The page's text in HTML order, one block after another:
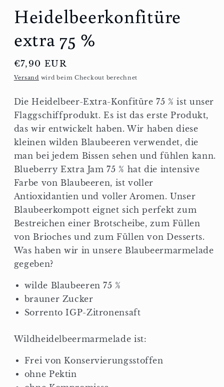
Heidelbeerkonfitüre
extra 75 %
Normaler
Preis
€7,90 EUR
Versand wird beim Checkout berechnet
Die Heidelbeer-Extra-Konfitüre 75 % ist unser
Flaggschiffprodukt. Es ist das erste Produkt,
das wir entwickelt haben. Wir haben diese
kleinen wilden Blaubeeren verwendet, die
man bei jedem Bissen sehen und fühlen kann.
Blueberry Extra Jam 75 % hat die intensive
Farbe von Blaubeeren, ist voller
Antioxidantien und voller Aromen. Unser
Blaubeerkompott eignet sich perfekt zum
Bestreichen einer Brotscheibe, zum Füllen
von Brioches und zum Füllen von Desserts.
Was haben wir in unsere Blaubeermarmelade
gegeben?
wilde Blaubeeren 75 %
brauner Zucker
Sorrento IGP-Zitronensaft
Wildheidelbeermarmelade ist:
Frei von Konservierungsstoffen
ohne Pektin